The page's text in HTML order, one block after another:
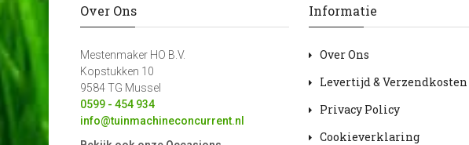
Over Ons
Mestenmaker HO B.V.
Kopstukken 10
9584 TG Mussel
0599 - 454 934
info@tuinmachineconcurrent.nl
Informatie
Over Ons
Levertijd & Verzendkosten
Privacy Policy
Cookieverklaring